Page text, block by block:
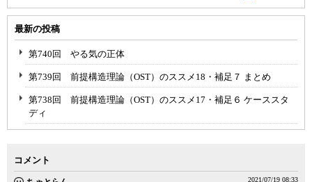
最新の投稿
第740回 やる気の正体
第739回 前提構造理論（OST）のススメ18・補足７ まとめ
第738回 前提構造理論（OST）のススメ17・補足６ ケーススタ
ディ
コメント
2021/07/19 08:33